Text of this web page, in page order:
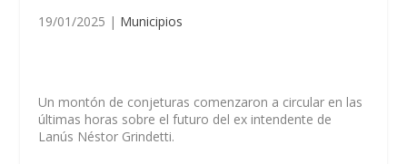
19/01/2025 | Municipios
Un montón de conjeturas comenzaron a circular en las
últimas horas sobre el futuro del ex intendente de
Lanús Néstor Grindetti.